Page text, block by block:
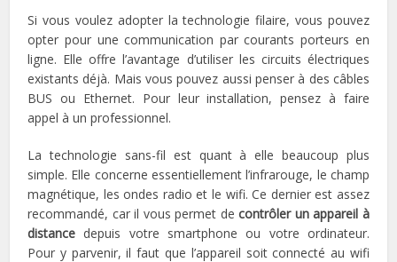
Si vous voulez adopter la technologie filaire, vous pouvez
opter pour une communication par courants porteurs en
ligne. Elle offre l’avantage d’utiliser les circuits électriques
existants déjà. Mais vous pouvez aussi penser à des câbles
BUS ou Ethernet. Pour leur installation, pensez à faire
appel à un professionnel.
La technologie sans-fil est quant à elle beaucoup plus
simple. Elle concerne essentiellement l’infrarouge, le champ
magnétique, les ondes radio et le wifi. Ce dernier est assez
recommandé, car il vous permet decontrôler un appareil à
distance depuis votre smartphone ou votre ordinateur.
Pour y parvenir, il faut que l’appareil soit connecté au wifi